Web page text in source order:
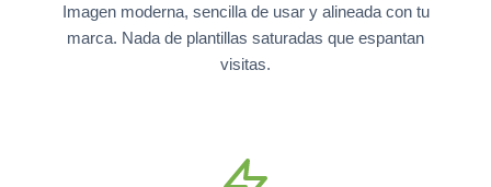
Imagen moderna, sencilla de usar y alineada con tu
marca. Nada de plantillas saturadas que espantan
visitas.